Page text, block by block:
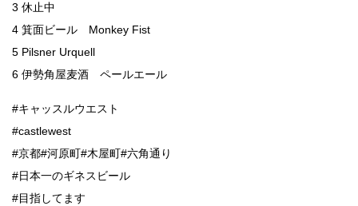
3 休止中
4 箕面ビール Monkey Fist
5 Pilsner Urquell
6 伊勢角屋麦酒 ペールエール
#キャッスルウエスト
#castlewest
#京都#河原町#木屋町#六角通り
#日本一のギネスビール
#目指してます